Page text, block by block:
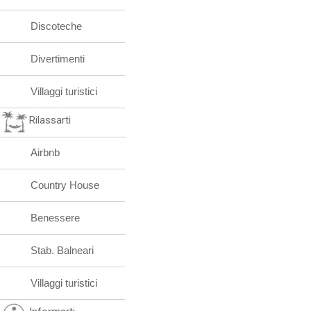
Discoteche
Divertimenti
Villaggi turistici
Rilassarti
Airbnb
Country House
Benessere
Stab. Balneari
Villaggi turistici